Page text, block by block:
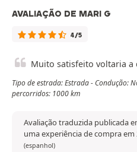
AVALIAÇÃO DE MARI G
4/5
Muito satisfeito voltaria a
Tipo de estrada: Estrada - Condução:
percorridos: 1000 km
Avaliação traduzida publicada
uma experiência de compra em
(espanhol)